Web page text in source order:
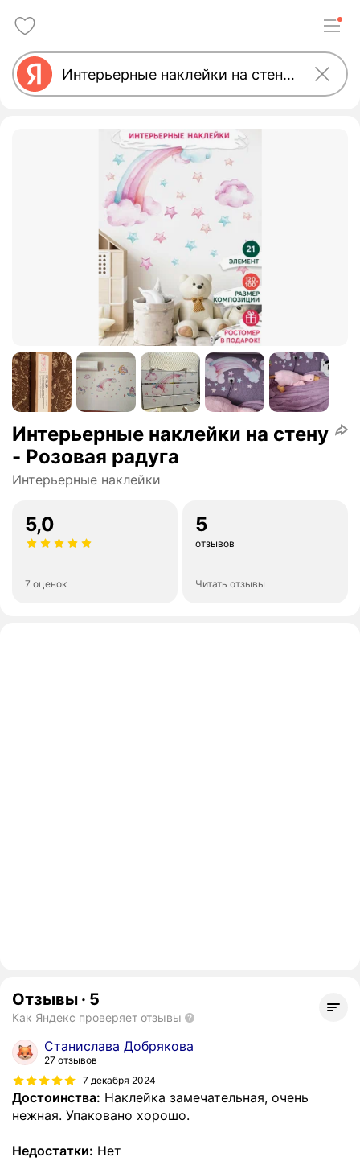
Интерьерные наклейки на стену
- Розовая радуга
Интерьерные наклейки
5,0
7 оценок
5
отзывов
Читать отзывы
Отзывы · 5
Как Яндекс проверяет отзывы
Станислава Добрякова
27 отзывов
7 декабря 2024
Достоинства: Наклейка замечательная, очень
нежная. Упаковано хорошо.
Недостатки: Нет